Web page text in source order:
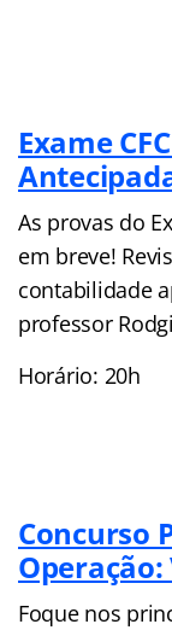
Exame
As provas do
em breve!
contabilidade
professor
Horário: 20h
Concurso
Operação:
Foque nos